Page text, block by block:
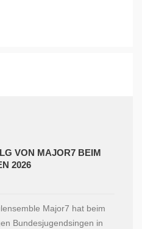
VON MAJOR7 BEIM B
2026
Major7 hat beim
Bundesjugendsingen in